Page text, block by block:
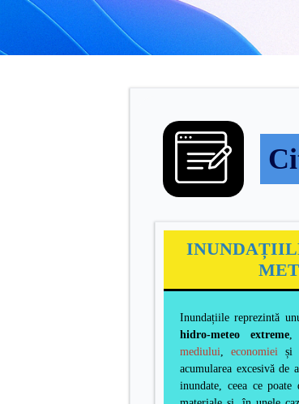
Inundațiile reprezintă
hidro-meteo extreme,
mediului,economiei
acumularea excesivă
inundate, ceea ce